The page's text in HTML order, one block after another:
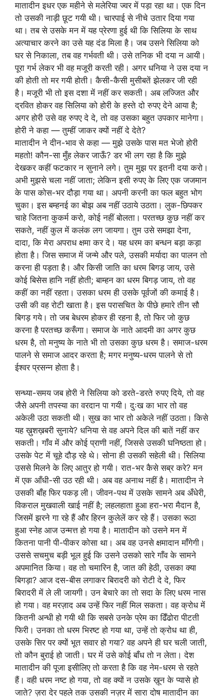
मातादीन इधर एक महीने से मलेरिया ज्वर में पड़ा रहा था। एक दिन
तो उसकी नाड़ी छूट गयी थी। चारपाई से नीचे उतार दिया गया
था। तब से उसके मन में यह प्रेरणा हुई थी कि सिलिया के साथ
अत्याचार करने का उसे यह दंड मिला है। जब उसने सिलिया को
घर से निकाला, तब वह गर्भवती थी। उसे तनिक भी दया न आयी।
पूरा गर्भ लेकर भी वह मजूरी करती रही। अगर धनिया ने उस दया न
की होती तो मर गयी होती। कैसी-कैसी मुसीबतें झेलकर जी रही
है। मजूरी भी तो इस दशा में नहीं कर सकती। अब लज्जित और
द्रवित होकर वह सिलिया को होरी के हस्ते दो रुपए देने आया है;
अगर होरी उसे वह रुपए दे दे, तो वह उसका बहुत उपकार मानेगा।
होरी ने कहा — तुम्हीं जाकर क्यों नहीं दे देते?
मातादीन ने दीन-भाव से कहा — मुझे उसके पास मत भेजो होरी
महतो! कौन-सा मुँह लेकर जाऊँ? डर भी लग रहा है कि मुझे
देखकर कहीं फटकार न सुनाने लगे। तुम मुझ पर इतनी दया करो।
अभी मुझसे चला नहीं जाता; लेकिन इसी रुपए के लिए एक जजमान
के पास कोस-भर दौड़ा गया था। अपनी करनी का फल बहुत भोग
चुका। इस बम्हनई का बोझ अब नहीं उठाये उठता। लुक-छिपकर
चाहे जितना कुकर्म करो, कोई नहीं बोलता। परतच्छ कुछ नहीं कर
सकते, नहीं कुल में कलंक लग जायगा। तुम उसे समझा देना,
दादा, कि मेरा अपराध क्षमा कर दे। यह धरम का बन्धन बड़ा कड़ा
होता है। जिस समाज में जन्मे और पले, उसकी मर्यादा का पालन तो
करना ही पड़ता है। और किसी जाति का धरम बिगड़ जाय, उसे
कोई बिसेस हानि नहीं होती; बाम्हन का धरम बिगड़ जाय, तो वह
कहीं का नहीं रहता। उसका धरम ही उसके पूर्वजों की कमाई है।
उसी की वह रोटी खाता है। इस परासचित के पीछे हमारे तीन सौ
बिगड़ गये। तो जब बेधरम होकर ही रहना है, तो फिर जो कुछ
करना है परतच्छ करूँगा। समाज के नाते आदमी का अगर कुछ
धरम है, तो मनुष्य के नाते भी तो उसका कुछ धरम है। समाज-धरम
पालने से समाज आदर करता है; मगर मनुष्य-धरम पालने से तो
ईश्वर प्रसन्न होता है।
सन्ध्या-समय जब होरी ने सिलिया को डरते-डरते रुपए दिये, तो वह
जैसे अपनी तपस्या का वरदान पा गयी। दुःख का भार तो वह
अकेली उठा सकती थी। सुख का भार तो अकेले नहीं उठता। किसे
यह ख़ुशख़बरी सुनाये? धनिया से वह अपने दिल की बातें नहीं कर
सकती। गाँव में और कोई प्राणी नहीं, जिससे उसकी घनिष्ठता हो।
उसके पेट में चूहे दौड़ रहे थे। सोना ही उसकी सहेली थी। सिलिया
उससे मिलने के लिए आतुर हो गयी। रात-भर कैसे सब्र करे? मन
में एक आँधी-सी उठ रही थी। अब वह अनाथ नहीं है। मातादीन ने
उसकी बाँह फिर पकड़ ली। जीवन-पथ में उसके सामने अब अँधेरी,
विकराल मुखवाली खाई नहीं है; लहलहाता हुआ हरा-भरा मैदान है,
जिसमें झरने गा रहे हैं और हिरन कुलेलें कर रहे हैं। उसका रूठा
हुआ स्नेह आज उन्मत्त हो गया है। मातादीन को उसने मन में
कितना पानी पी-पीकर कोसा था। अब वह उनसे क्षमादान माँगेगी।
उससे सचमुच बड़ी भूल हुई कि उसने उसको सारे गाँव के सामने
अपमानित किया। वह तो चमारिन है, जात की हेठी, उसका क्या
बिगड़ा? आज दस-बीस लगाकर बिरादरी को रोटी दे दे, फिर
बिरादरी में ले ली जायगी। उन बेचारे का तो सदा के लिए धरम नास
हो गया। वह मरज़ाद अब उन्हें फिर नहीं मिल सकता। वह क्रोध में
कितनी अन्धी हो गयी थी कि सबसे उनके प्रेम का ढिँढोरा पीटती
फिरी। उनका तो धरम भिरष्ट हो गया था, उन्हें तो क्रोध था ही,
उसके सिर पर क्यों भूत सवार हो गया? वह अपने ही घर चली जाती,
तो कौन बुराई हो जाती। घर में उसे कोई बाँध तो न लेता। देश
मातादीन की पूजा इसीलिए तो करता है कि वह नेम-धरम से रहते
हैं। वही धरम नष्ट हो गया, तो वह क्यों न उसके ख़ून के प्यासे हो
जाते? ज़रा देर पहले तक उसकी नज़र में सारा दोष मातादीन का